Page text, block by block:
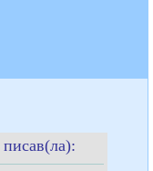
писав(ла):